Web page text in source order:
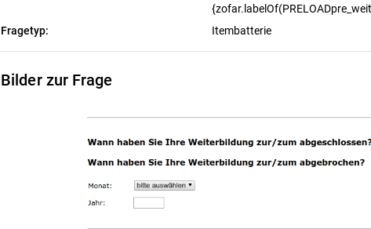
Fragetyp:
Itembatterie
Bilder zur Frage